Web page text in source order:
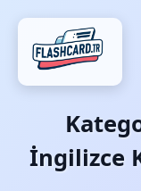
İngilizce